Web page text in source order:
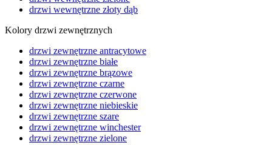
drzwi wewnętrzne złoty dąb
Kolory drzwi zewnętrznych
drzwi zewnętrzne antracytowe
drzwi zewnętrzne białe
drzwi zewnętrzne brązowe
drzwi zewnętrzne czarne
drzwi zewnętrzne czerwone
drzwi zewnętrzne niebieskie
drzwi zewnętrzne szare
drzwi zewnętrzne winchester
drzwi zewnętrzne zielone